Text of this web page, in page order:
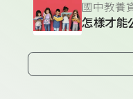
國中教養
怎樣才能